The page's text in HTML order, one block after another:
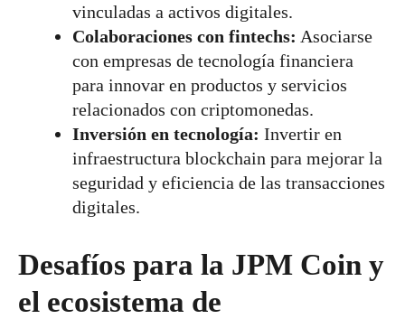
vinculadas a activos digitales.
Colaboraciones con fintechs: Asociarse
con empresas de tecnología financiera
para innovar en productos y servicios
relacionados con criptomonedas.
Inversión en tecnología: Invertir en
infraestructura blockchain para mejorar la
seguridad y eficiencia de las transacciones
digitales.
Desafíos para la JPM Coin y
el ecosistema de